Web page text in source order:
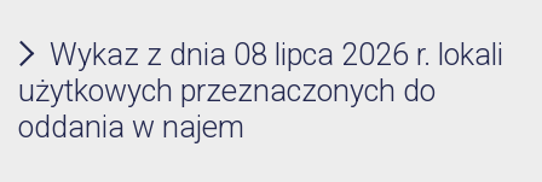
Wykaz z dnia 08 lipca 2026 r. lokali
użytkowych przeznaczonych do
oddania w najem